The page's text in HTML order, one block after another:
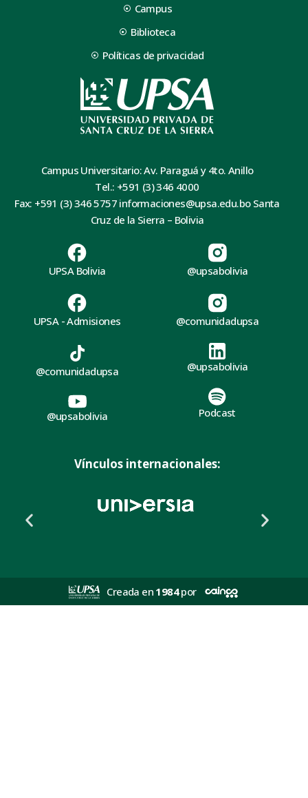
Campus
Biblioteca
Políticas de privacidad
Campus Universitario: Av. Paraguá y 4to. Anillo
Tel.: +591 (3) 346 4000
Fax: +591 (3) 346 5757 informaciones@upsa.edu.bo Santa
Cruz de la Sierra – Bolivia
UPSA Bolivia
UPSA - Admisiones
@upsabolivia
@comunidadupsa
@comunidadupsa
@upsabolivia
@upsabolivia
Podcast
Vínculos internacionales:
Creada en 1984por